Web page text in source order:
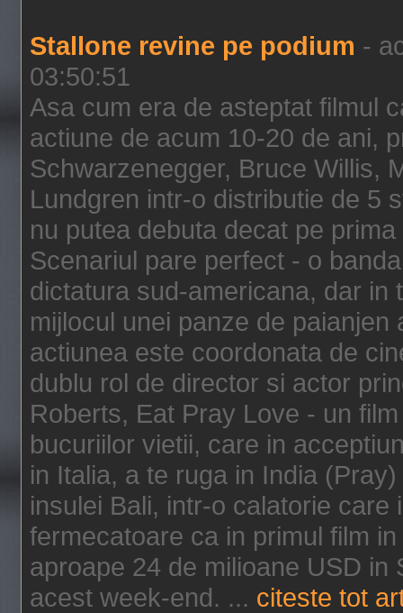
Stallone revine pe podium -
03:50:51
Asa cum era de asteptat filmul
actiune de acum 10-20 de ani,
Schwarzenegger, Bruce Willis,
Lundgren intr-o distributie de 5
nu putea debuta decat pe
Scenariul pare perfect - o
dictatura sud-americana, dar in
mijlocul unei panze de
actiunea este coordonata de
dublu rol de director si actor
Roberts, Eat Pray Love - un
bucuriilor vietii, care in
in Italia, a te ruga in India
insulei Bali, intr-o calatorie
fermecatoare ca in primul film
aproape 24 de milioane USD in
acest week-end. ... citeste tot